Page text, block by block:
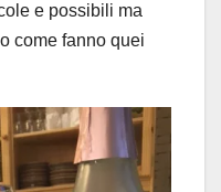
e possibili ma
come fanno quei